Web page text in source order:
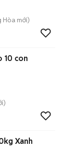
Hòa mới)
10 con
Xanh